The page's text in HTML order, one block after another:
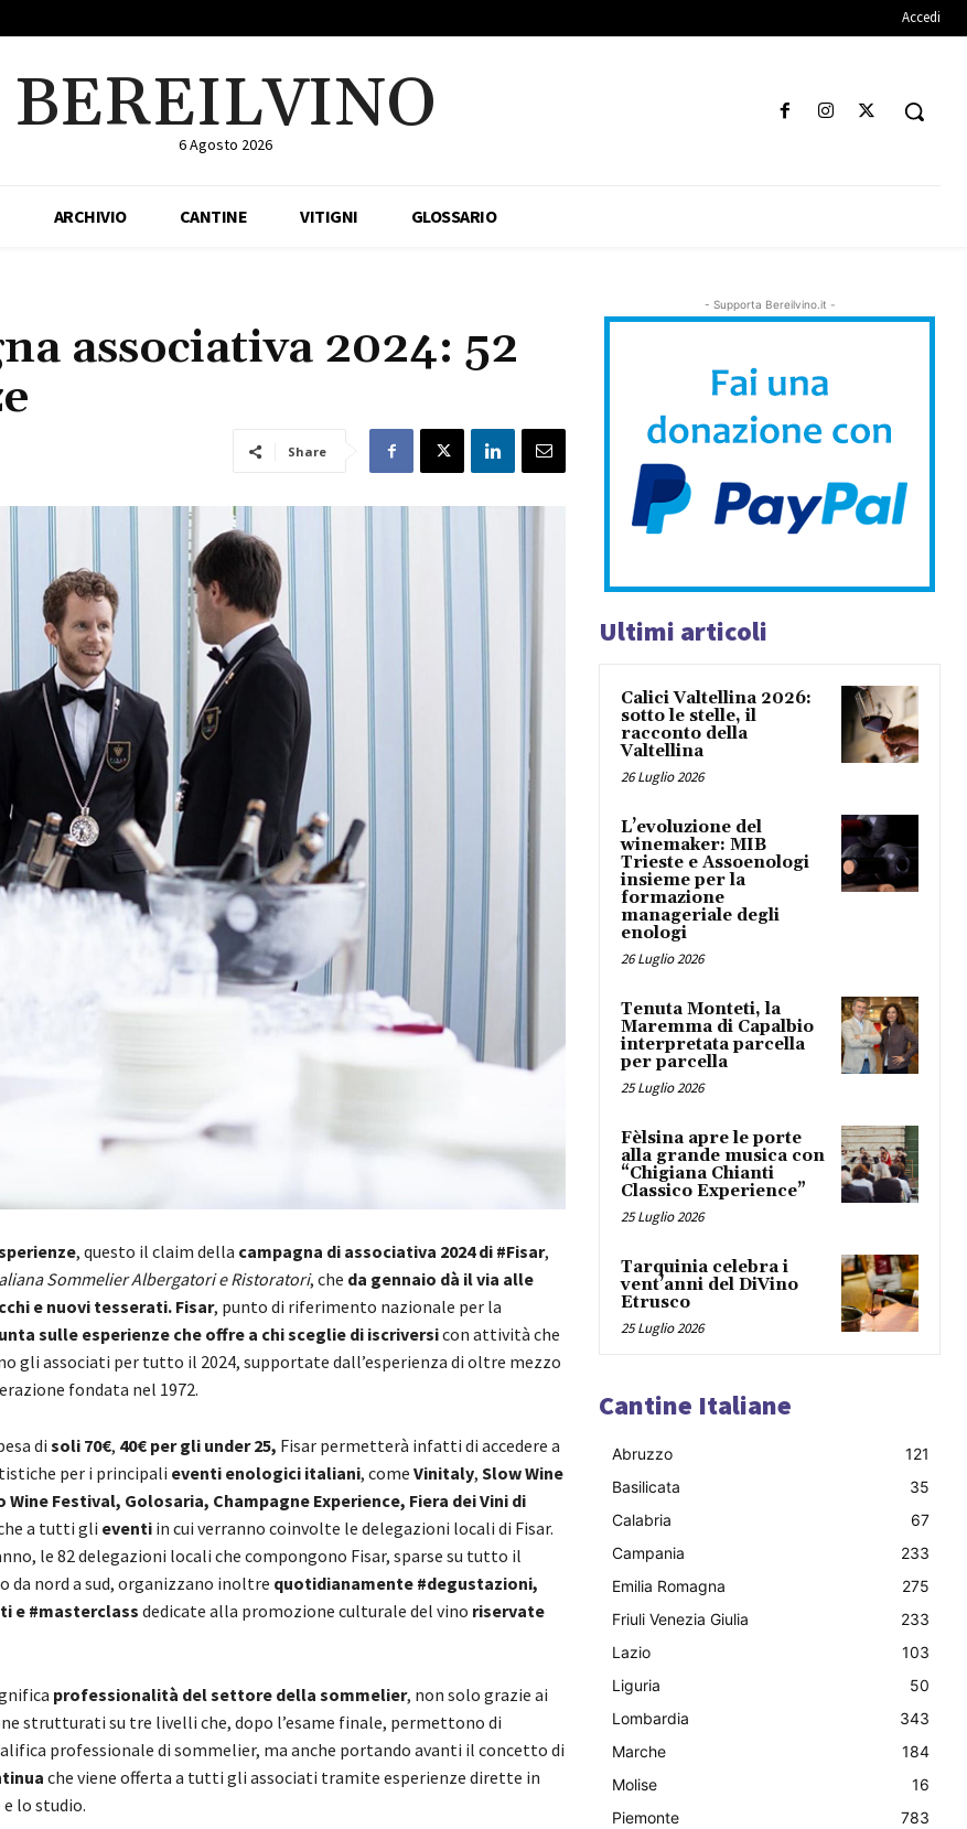
Accedi
BEREILVINO
6 Agosto 2026
ARCHIVIO CANTINE VITIGNI GLOSSARIO
associativa 2024: 52
Share
, questo il claim della campagna di associativa 2024 di #Fisar,
Sommelier Albergatori e Ristoratori, che da gennaio dà il via alle
e nuovi tesserati. Fisar, punto di riferimento nazionale per la
sulle esperienze che offre a chi sceglie di iscriversicon attività che
gli associati per tutto il 2024, supportate dall’esperienza di oltre mezzo
fondata nel 1972.
di soli 70€, 40€ per gli under 25, Fisar permetterà infatti di accedere a
per i principali eventi enologici italiani, come Vinitaly, Slow Wine
Wine Festival, Golosaria, Champagne Experience, Fiera dei Vini di
a tutti gli eventi in cui verranno coinvolte le delegazioni locali di Fisar.
le 82 delegazioni locali che compongono Fisar, sparse su tutto il
nord a sud, organizzano inoltre quotidianamente #degustazioni,
e #masterclass dedicate alla promozione culturale del vino riservate
professionalità del settore della sommelier, non solo grazie ai
strutturati su tre livelli che, dopo l’esame finale, permettono di
professionale di sommelier, ma anche portando avanti il concetto di
che viene offerta a tutti gli associati tramite esperienze dirette in
lo studio.
- Supporta Bereilvino.it -
Ultimi articoli
Calici Valtellina 2026:
sotto le stelle, il
racconto della
Valtellina
26 Luglio 2026
L’evoluzione del
winemaker: MIB
Trieste e Assoenologi
insieme per la
formazione
manageriale degli
enologi
26 Luglio 2026
Tenuta Monteti, la
Maremma di Capalbio
interpretata parcella
per parcella
25 Luglio 2026
Fèlsina apre le porte
alla grande musica con
“Chigiana Chianti
Classico Experience”
25 Luglio 2026
Tarquinia celebra i
vent’anni del DiVino
Etrusco
25 Luglio 2026
Cantine Italiane
Abruzzo
121
Basilicata
35
Calabria
67
Campania
233
Emilia Romagna
275
Friuli Venezia Giulia
233
Lazio
103
Liguria
50
Lombardia
343
Marche
184
Molise
16
Piemonte
783